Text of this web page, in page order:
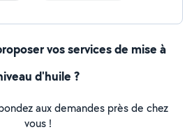
vos services de mise à
d'huile ?
aux demandes près de chez
vous !